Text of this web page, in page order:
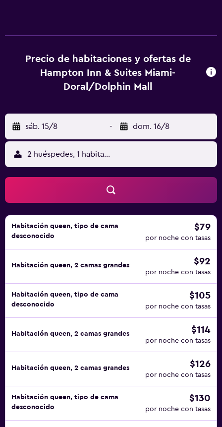
Precio de habitaciones y ofertas de
Hampton Inn & Suites Miami-
Doral/Dolphin Mall
sáb. 15/8 - dom. 16/8
2 huéspedes, 1 habitación
Habitación queen, tipo de cama
desconocido
$79
por noche con tasas
Habitación queen, 2 camas grandes $92
por noche con tasas
Habitación queen, tipo de cama
desconocido
$105
por noche con tasas
Habitación queen, 2 camas grandes $114
por noche con tasas
Habitación queen, 2 camas grandes $126
por noche con tasas
Habitación queen, tipo de cama
desconocido
$130
por noche con tasas